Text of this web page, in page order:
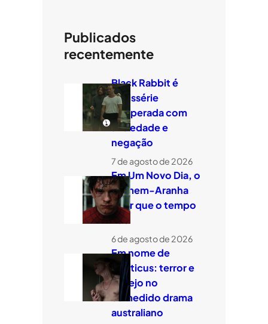
Publicados
recentemente
Black Rabbit é
minissérie
temperada com
ansiedade e
negação
7 de agosto de 2026
Em Um Novo Dia, o
Homem-Aranha
quer que o tempo
voe
6 de agosto de 2026
Em nome de
Leviticus: terror e
desejo no
comedido drama
australiano